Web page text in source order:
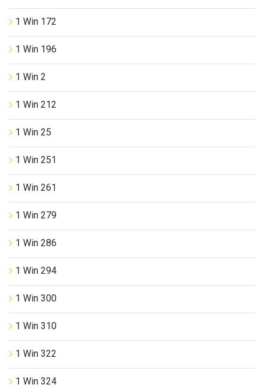
1 Win 172
1 Win 196
1 Win 2
1 Win 212
1 Win 25
1 Win 251
1 Win 261
1 Win 279
1 Win 286
1 Win 294
1 Win 300
1 Win 310
1 Win 322
1 Win 324